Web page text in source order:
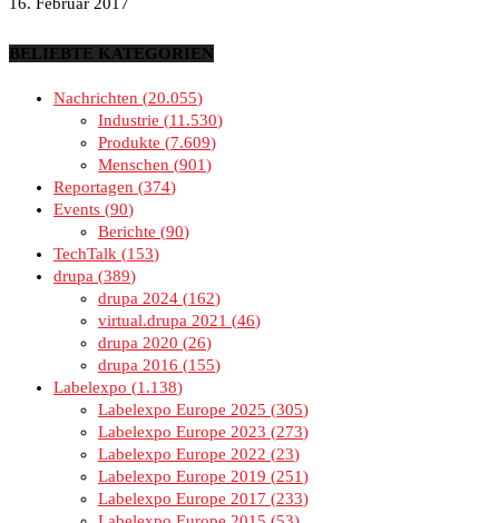
BELIEBTE KATEGORIEN
Nachrichten
20.055
Industrie
11.530
Produkte
7.609
Menschen
901
Reportagen
374
Events 90
Berichte
90
TechTalk
153
drupa
389
drupa 2024
162
virtual.drupa 2021
46
drupa 2020
26
drupa 2016
155
Labelexpo
1.138
Labelexpo Europe 2025
305
Labelexpo Europe 2023
273
Labelexpo Europe 2022
23
Labelexpo Europe 2019
251
Labelexpo Europe 2017
233